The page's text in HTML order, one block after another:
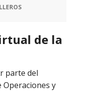
de la
parte del
Operaciones y